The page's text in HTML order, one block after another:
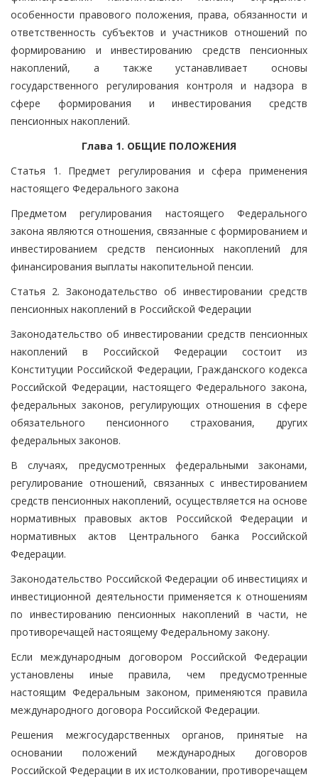
особенности правового положения, права, обязанности и
ответственность субъектов и участников отношений по
формированию и инвестированию средств пенсионных
накоплений, а также устанавливает основы
государственного регулирования контроля и надзора в
сфере формирования и инвестирования средств
пенсионных накоплений.
Глава 1. ОБЩИЕ ПОЛОЖЕНИЯ
Статья 1. Предмет регулирования и сфера применения
настоящего Федерального закона
Предметом регулирования настоящего Федерального
закона являются отношения, связанные с формированием и
инвестированием средств пенсионных накоплений для
финансирования выплаты накопительной пенсии.
Статья 2. Законодательство об инвестировании средств
пенсионных накоплений в Российской Федерации
Законодательство об инвестировании средств пенсионных
накоплений в Российской Федерации состоит из
Конституции Российской Федерации, Гражданского кодекса
Российской Федерации, настоящего Федерального закона,
федеральных законов, регулирующих отношения в сфере
обязательного пенсионного страхования, других
федеральных законов.
В случаях, предусмотренных федеральными законами,
регулирование отношений, связанных с инвестированием
средств пенсионных накоплений, осуществляется на основе
нормативных правовых актов Российской Федерации и
нормативных актов Центрального банка Российской
Федерации.
Законодательство Российской Федерации об инвестициях и
инвестиционной деятельности применяется к отношениям
по инвестированию пенсионных накоплений в части, не
противоречащей настоящему Федеральному закону.
Если международным договором Российской Федерации
установлены иные правила, чем предусмотренные
настоящим Федеральным законом, применяются правила
международного договора Российской Федерации.
Решения межгосударственных органов, принятые на
основании положений международных договоров
Российской Федерации в их истолковании, противоречащем